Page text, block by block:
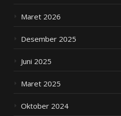
Maret 2026
Desember 2025
Juni 2025
Maret 2025
Oktober 2024